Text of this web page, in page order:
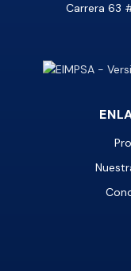
Carrera 63